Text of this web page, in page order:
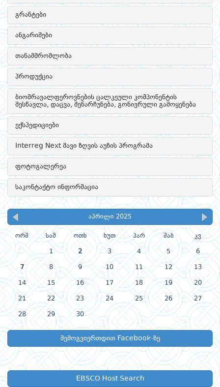
გრანტები
ანგარიშები
თანამშრომლობა
პროდუქცია
ბიომრავალფეროვნების ცალკეული კომპონენტის
შესწავლა, დაცვა, შენარჩუნება, გონივრული გამოყენება
ექსპედიციები
Interreg Next შავი ზღვის აუზის პროგრამა
ფოტოგალერეა
საკონტაქტო ინფორმაცია
აპრილი 2025
ორშ სამ ოთხ ხუთ პარ შაბ კვ
1 2 3 4 5 6
7 8 9 10 11 12 13
14 15 16 17 18 19 20
21 22 23 24 25 26 27
28 29 30
შემოგვიერთდით Facebook-ზე
EBSCO Host Search